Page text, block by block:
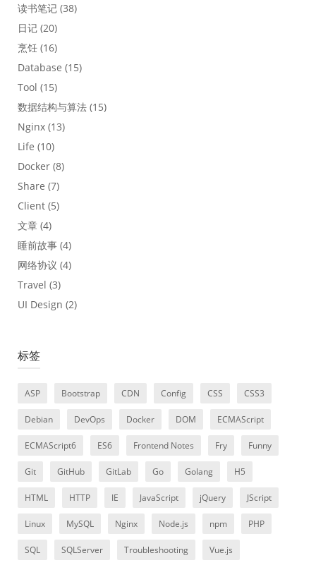
读书笔记 (38)
日记 (20)
烹饪 (16)
Database (15)
Tool (15)
数据结构与算法 (15)
Nginx (13)
Life (10)
Docker (8)
Share (7)
Client (5)
文章 (4)
睡前故事 (4)
网络协议 (4)
Travel (3)
UI Design (2)
标签
ASP Bootstrap CDN Config CSS CSS3
Debian DevOps Docker DOM ECMAScript
ECMAScript6 ES6 Frontend Notes Fry Funny
Git GitHub GitLab Go Golang H5
HTML HTTP IE JavaScript jQuery JScript
Linux MySQL Nginx Node.js npm PHP
SQL SQLServer Troubleshooting Vue.js